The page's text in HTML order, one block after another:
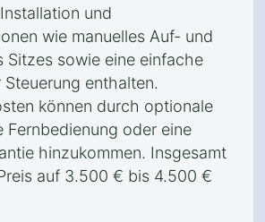
und
wie manuelles Auf- und
Sitzes sowie eine einfache
enthalten.
können durch optionale
Fernbedienung oder eine
hinzukommen. Insgesamt
auf 3.500 € bis 4.500 €